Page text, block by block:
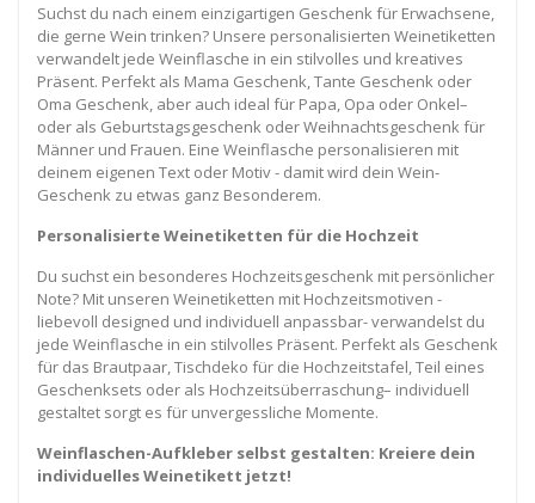
Suchst du nach einem einzigartigen Geschenk für Erwachsene,
die gerne Wein trinken? Unsere personalisierten Weinetiketten
verwandelt jede Weinflasche in ein stilvolles und kreatives
Präsent. Perfekt als Mama Geschenk, Tante Geschenk oder
Oma Geschenk, aber auch ideal für Papa, Opa oder Onkel–
oder als Geburtstagsgeschenk oder Weihnachtsgeschenk für
Männer und Frauen. Eine Weinflasche personalisieren mit
deinem eigenen Text oder Motiv - damit wird dein Wein-
Geschenk zu etwas ganz Besonderem.
Personalisierte Weinetiketten für die Hochzeit
Du suchst ein besonderes Hochzeitsgeschenk mit persönlicher
Note? Mit unseren Weinetiketten mit Hochzeitsmotiven -
liebevoll designed und individuell anpassbar- verwandelst du
jede Weinflasche in ein stilvolles Präsent. Perfekt als Geschenk
für das Brautpaar, Tischdeko für die Hochzeitstafel, Teil eines
Geschenksets oder als Hochzeitsüberraschung– individuell
gestaltet sorgt es für unvergessliche Momente.
Weinflaschen-Aufkleber selbst gestalten: Kreiere dein
individuelles Weinetikett jetzt!